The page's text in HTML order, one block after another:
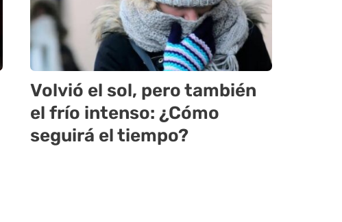
Volvió el sol, pero también
el frío intenso: ¿Cómo
seguirá el tiempo?